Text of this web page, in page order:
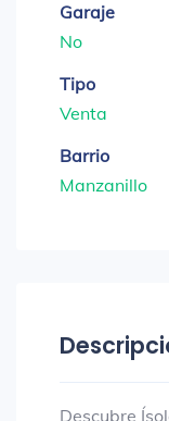
Garaje
No
Tipo
Venta
Barrio
Manzanillo
Descubre